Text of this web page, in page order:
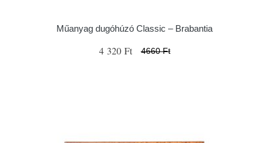
Műanyag dugóhúzó Classic – Brabantia
4 320 Ft 4660 Ft